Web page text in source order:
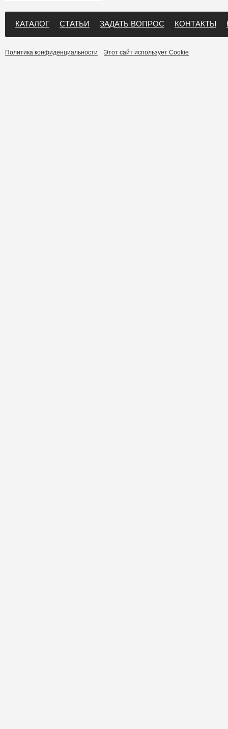
КАТАЛОГ СТАТЬИ ЗАДАТЬ ВОПРОС КОНТАКТЫ
Политика конфиденциальности Этот сайт использует Cookie